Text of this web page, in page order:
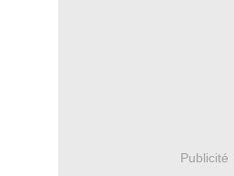
Publicité